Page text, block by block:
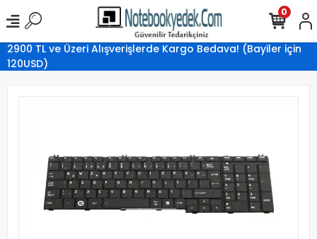
2900 TL ve Üzeri Alışverişlerde Kargo Bedava! (Bayiler için
120USD)
0